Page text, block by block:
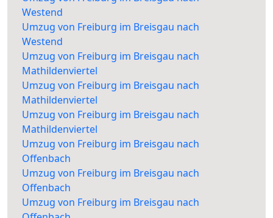
Westend
Umzug von Freiburg im Breisgau nach
Westend
Umzug von Freiburg im Breisgau nach
Mathildenviertel
Umzug von Freiburg im Breisgau nach
Mathildenviertel
Umzug von Freiburg im Breisgau nach
Mathildenviertel
Umzug von Freiburg im Breisgau nach
Offenbach
Umzug von Freiburg im Breisgau nach
Offenbach
Umzug von Freiburg im Breisgau nach